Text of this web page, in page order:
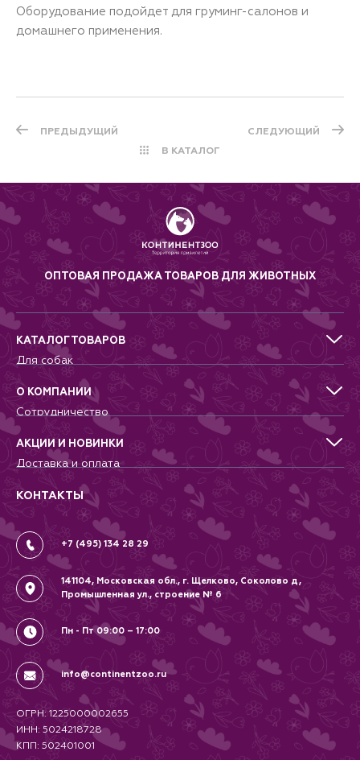
Оборудование подойдет для груминг-салонов и
домашнего применения.
ПРЕДЫДУЩИЙ
В КАТАЛОГ
СЛЕДУЮЩИЙ
ОПТОВАЯ ПРОДАЖА ТОВАРОВ ДЛЯ ЖИВОТНЫХ
КАТАЛОГ ТОВАРОВ
Для собак
Для кошек
Для грызунов
Для птиц
Аквариумистика, пруд, море
Террариумистика
О КОМПАНИИ
Сотрудничество
Питомникам
Добрые дела
Новости
Контакты
Вопрос-Ответ
АКЦИИ И НОВИНКИ
Доставка и оплата
Гарантии и возврат
Вакансии
Политика
Соглашение
КОНТАКТЫ
+7 (495) 134 28 29
141104, Московская обл., г. Щелково, Соколово д,
Промышленная ул., строение № 6
Пн - Пт 09:00 – 17:00
info@continentzoo.ru
ОГРН: 1225000002655
ИНН: 5024218728
КПП: 502401001